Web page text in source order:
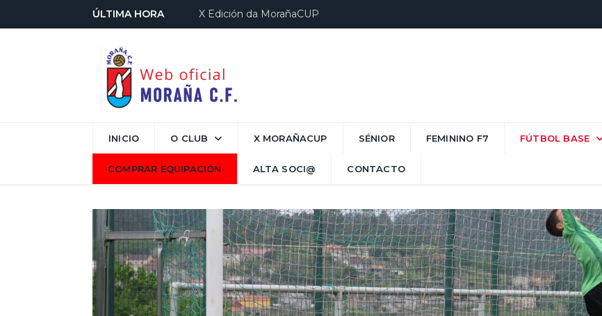
ÚLTIMA HORA X Edición da MorañaCUP
INICIO O CLUB X MORAÑACUP SÉNIOR FEMININO F7 FÚTBOL BASE
COMPRAR EQUIPACIÓN ALTA SOCI@ CONTACTO